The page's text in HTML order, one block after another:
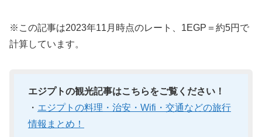
※この記事は2023年11月時点のレート、1EGP＝約5円で
計算しています。
エジプトの観光記事はこちらをご覧ください！
・ エジプトの料理・治安・Wifi・交通などの旅行
情報まとめ！